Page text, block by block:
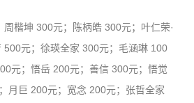
周楷坤 300元；陈柄皓 300元；叶仁荣·
500元；徐瑛全家 300元；毛涵琳 100
元；悟岳 200元；善信 300元；悟觉
月巨 200元；宽念 200元；张哲全家